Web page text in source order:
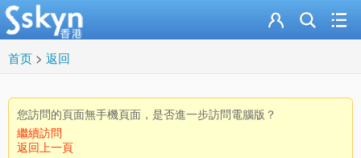
首页 > 返回
您訪問的頁面無手機頁面，是否進一步訪問電腦版？
繼續訪問
返回上一頁